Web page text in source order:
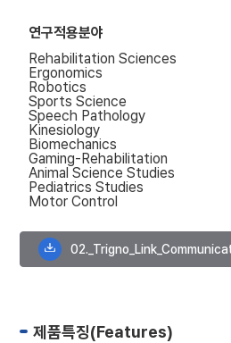
연구적용분야
Rehabilitation Sciences
Ergonomics
Robotics
Sports Science
Speech Pathology
Kinesiology
Biomechanics
Gaming-Rehabilitation
Animal Science Studies
Pediatrics Studies
Motor Control
제품특징(Features)